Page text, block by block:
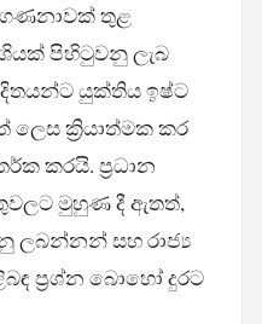
ගණනාවක් තුළ
පිහිටුවනු ලැබ
යුක්තිය ඉෂ්ට
ලෙස ක්‍රියාත්මක කර
කරයි. ප්‍රධාන
මුහුණ දී ඇතත්,
ලබන්නන් සහ රාජ්‍ය
ප්‍රශ්න බොහෝ දුරට